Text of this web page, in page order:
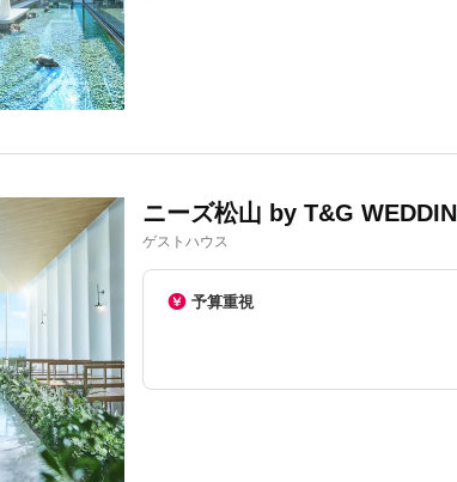
ニーズ松山 by T&G
ゲストハウス
予算重視